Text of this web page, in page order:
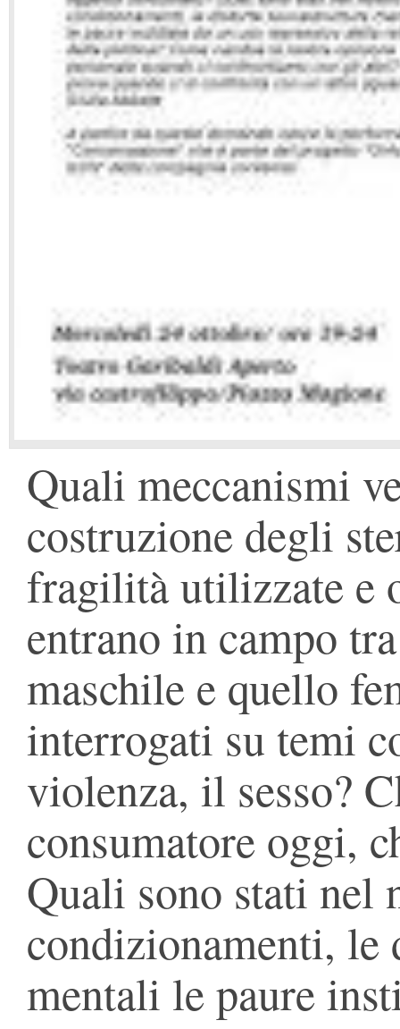
Quali meccanismi
costruzione degli
fragilità utilizzate e
entrano in campo
maschile e quello
interrogati su temi
violenza, il sesso?
consumatore oggi,
Quali sono stati nel
condizionamenti, le
mentali le paure